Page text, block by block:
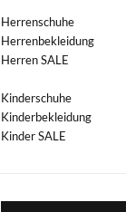
Herrenschuhe
Herrenbekleidung
Herren SALE
Kinderschuhe
Kinderbekleidung
Kinder SALE